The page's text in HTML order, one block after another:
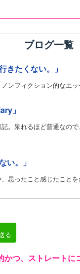
ブログ一覧
きたくない。」
ンフィクション的なエッ
」
。呆れるほど普通なの
い。」
思ったこと感じたことを
る
かつ、ストレートに